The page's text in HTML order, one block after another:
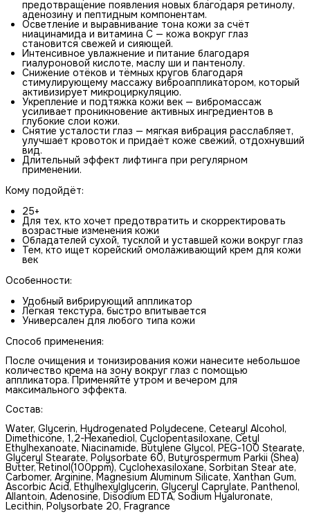
предотвращение появления новых благодаря ретинолу,
аденозину и пептидным компонентам.
Осветление и выравнивание тона кожи за счёт
ниацинамида и витамина C — кожа вокруг глаз
становится свежей и сияющей.
Интенсивное увлажнение и питание благодаря
гиалуроновой кислоте, маслу ши и пантенолу.
Снижение отёков и тёмных кругов благодаря
стимулирующему массажу виброаппликатором, который
активизирует микроциркуляцию.
Укрепление и подтяжка кожи век — вибромассаж
усиливает проникновение активных ингредиентов в
глубокие слои кожи.
Снятие усталости глаз — мягкая вибрация расслабляет,
улучшает кровоток и придаёт коже свежий, отдохнувший
вид.
Длительный эффект лифтинга при регулярном
применении.
Кому подойдёт:
25+
Для тех, кто хочет предотвратить и скорректировать
возрастные изменения кожи
Обладателей сухой, тусклой и уставшей кожи вокруг глаз
Тем, кто ищет корейский омолаживающий крем для кожи
век
Особенности:
Удобный вибрирующий аппликатор
Лёгкая текстура, быстро впитывается
Универсален для любого типа кожи
Способ применения:
После очищения и тонизирования кожи нанесите небольшое
количество крема на зону вокруг глаз с помощью
аппликатора. Применяйте утром и вечером для
максимального эффекта.
Состав:
Water, Glycerin, Hydrogenated Polydecene, Cetearyl Alcohol,
Dimethicone, 1,2-Hexanediol, Cyclopentasiloxane, Cetyl
Ethylhexanoate, Niacinamide, Butylene Glycol, PEG-100 Stearate,
Glyceryl Stearate, Polysorbate 60, Butyrospermum Parkii (Shea)
Butter, Retinol(100ppm), Cyclohexasiloxane, Sorbitan Stear ate,
Carbomer, Arginine, Magnesium Aluminum Silicate, Xanthan Gum,
Ascorbic Acid, Ethylhexylglycerin, Glyceryl Caprylate, Panthenol,
Allantoin, Adenosine, Disodium EDTA, Sodium Hyaluronate,
Lecithin, Polysorbate 20, Fragrance